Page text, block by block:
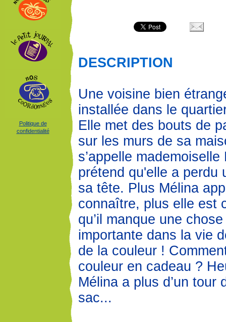
Politique de
confidentialité
DESCRIPTION
Une voisine bien
installée dans le
Elle met des bouts de
sur les murs de sa
s’appelle
prétend qu'elle a perdu
sa tête. Plus Mélina
connaître, plus elle est
qu’il manque une
importante dans la vie
de la couleur !
couleur en cadeau ?
Mélina a plus d’un tour
sac...